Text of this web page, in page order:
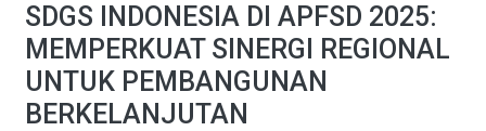
SDGS INDONESIA DI APFSD 2025:
MEMPERKUAT SINERGI REGIONAL
UNTUK PEMBANGUNAN
BERKELANJUTAN